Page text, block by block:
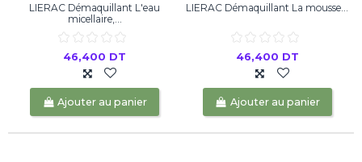
LIERAC Démaquillant L'eau
micellaire,...
46,400 DT
Ajouter au panier
LIERAC Démaquillant La mousse...
46,400 DT
Ajouter au panier